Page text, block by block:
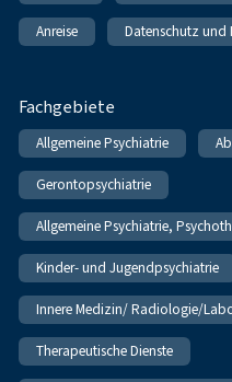
Anreise Datenschutz
Fachgebiete
Allgemeine Psychiatrie
Gerontopsychiatrie
Allgemeine Psychiatrie,
Kinder- und Jugendpsychiatrie
Innere Medizin/ Radiologie/
Therapeutische Dienste